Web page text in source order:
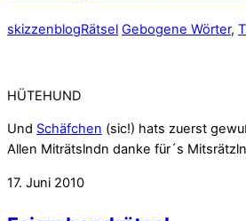
skizzenblogRätsel Gebogene Wörter,
HÜTEHUND
Und Schäfchen (sic!) hats zuerst
Allen Miträtslndn danke für´s
17. Juni 2010